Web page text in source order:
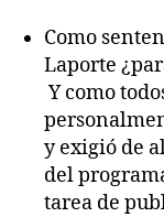
Como
Laporte
Y como
y exigió de
del
tarea de